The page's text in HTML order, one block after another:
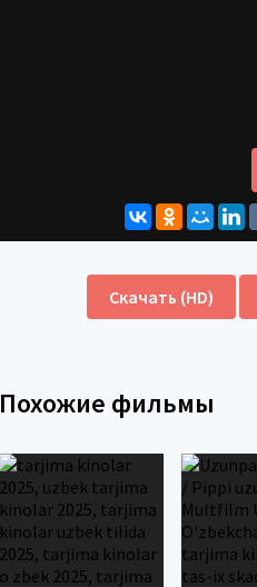
Скачать (HD)
Похожие фильмы